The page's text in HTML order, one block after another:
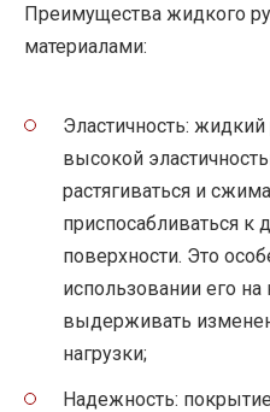
Преимущества жидкого
материалами:
Эластичность:
высокой
растягиваться и
приспосабливаться
поверхности. Это
использовании его
выдерживать
нагрузки;
Надежность: